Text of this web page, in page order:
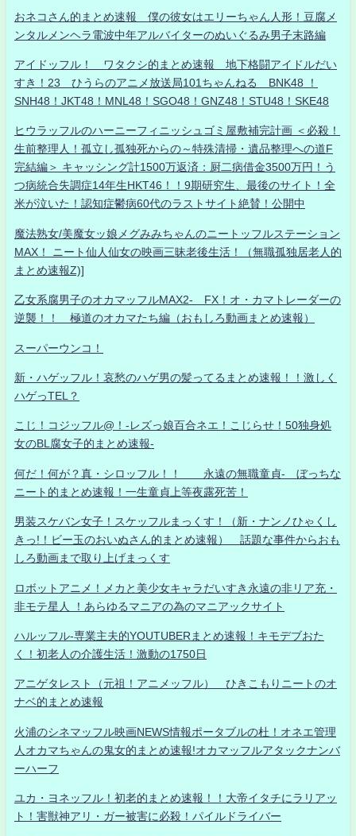
おネコさん的まとめ速報 僕の彼女はエリーちゃん人形！豆腐メ
ンタルメンヘラ電波中年アルバイターのぬいぐるみ男子末路編
アイドッフル！ ワタクシ的まとめ速報 地下格闘アイドルだい
すき！23 ひうらのアニメ放送局101ちゃんねる BNK48 ！
SNH48！JKT48！MNL48！SGO48！GNZ48！STU48！SKE48
ヒウラッフルのハーニーフィニッシュゴミ屋敷補完計画 ＜必殺！
生前整理人！孤立し孤独死からの～特殊清掃・遺品整理への道F
完結編＞ キャッシング計1500万返済：厨二病借金3500万円！う
つ病統合失調症14年生HKT46！！9期研究生、最後のサイト！全
米が泣いた！認知症鬱病60代のラストサイト絶賛！公開中
魔法熟女/美魔女ッ娘メグみみちゃんのニートッフルステーション
MAX！ ニート仙人仙女の映画三昧老後生活！（無職孤独居老人的
まとめ速報Z)]
乙女系腐男子のオカマッフルMAX2- FX！オ・カマトレーダーの
逆襲！！ 極道のオカマたち編（おもしろ動画まとめ速報）
スーパーウンコ！
新・ハゲッフル！哀愁のハゲ男の髪ってるまとめ速報！！激しく
ハゲっTEL？
こじ！コジッフル@！-レズっ娘百合ネエ！こじらせ！50独身処
女のBL腐女子的まとめ速報-
何だ！何が？真・シロッフル！！ 永遠の無職童貞- ぼっちな
ニート的まとめ速報！一生童貞上等夜露死苦！
男装スケバン女子！スケッフルまっくす！（新・ナンノひゃくし
きっ!！ビー玉のおいぬさん的まとめ速報） 話題な事件からおも
しろ動画まで取り上げまっくす
ロボットアニメ！メカと美少女キャラだいすき永遠の非リア充・
非モテ星人 ！あらゆるマニアの為のマニアックサイト
ハルッフル-専業主夫的YOUTUBERまとめ速報！キモデブおた
く！初老人の介護生活！激動の1750日
アニゲタレスト（元祖！アニメッフル） ひきこもりニートのオ
ナベ的まとめ速報
火浦のシネマッフル映画NEWS情報ポータブルの杜！オネエ管理
人オカマちゃんの鬼女的まとめ速報!オカマッフルアタックナンバ
ーハーフ
ユカ・ヨネッフル！初老的まとめ速報！！大帝イタチにラリアッ
ト！害獣神アリ・ガー被害に必殺！パイルドライバー